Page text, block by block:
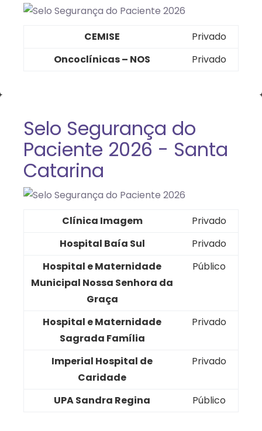
CEMISE
Privado
Oncoclínicas – NOS
Privado
Selo Segurança do
Paciente 2026 - Santa
Catarina
Clínica Imagem
Privado
Hospital Baía Sul
Privado
Hospital e Maternidade
Municipal Nossa Senhora da
Graça
Público
Hospital e Maternidade
Sagrada Família
Privado
Imperial Hospital de
Caridade
Privado
UPA Sandra Regina Público